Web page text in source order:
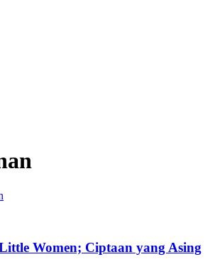
Women; Ciptaan yang Asing